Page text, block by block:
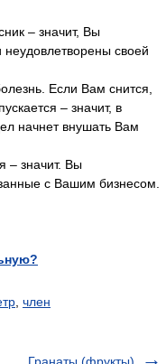
– значит, Вы
своей
Если Вам снится,
– значит, в
начнет внушать Вам
– значит. Вы
с Вашим бизнесом.
член